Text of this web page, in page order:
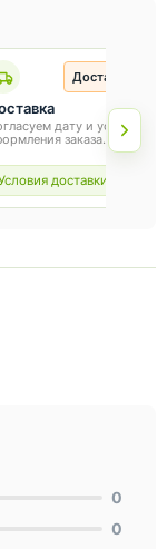
Доставка: На
дату и условия
заказа.
доставки
0
0